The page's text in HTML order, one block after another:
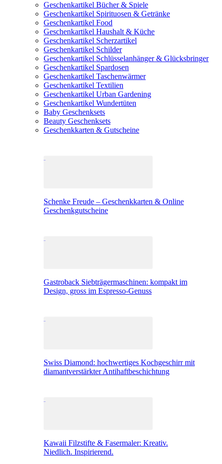
Geschenkartikel Bücher & Spiele
Geschenkartikel Spirituosen & Getränke
Geschenkartikel Food
Geschenkartikel Haushalt & Küche
Geschenkartikel Scherzartikel
Geschenkartikel Schilder
Geschenkartikel Schlüsselanhänger & Glücksbringer
Geschenkartikel Spardosen
Geschenkartikel Taschenwärmer
Geschenkartikel Textilien
Geschenkartikel Urban Gardening
Geschenkartikel Wundertüten
Baby Geschenksets
Beauty Geschenksets
Geschenkkarten & Gutscheine
Schenke Freude – Geschenkkarten & Online
Geschenkgutscheine
Gastroback Siebträgermaschinen: kompakt im
Design, gross im Espresso-Genuss
Swiss Diamond: hochwertiges Kochgeschirr mit
diamantverstärkter Antihaftbeschichtung
Kawaii Filzstifte & Fasermaler: Kreativ.
Niedlich. Inspirierend.